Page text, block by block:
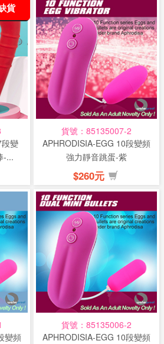
變
-...
貨
貨號：85135007-2
APHRODISIA-EGG 10段變頻
強力靜音跳蛋-紫
$260元
變頻
貨號：85135006-2
APHRODISIA-EGG 10段變頻